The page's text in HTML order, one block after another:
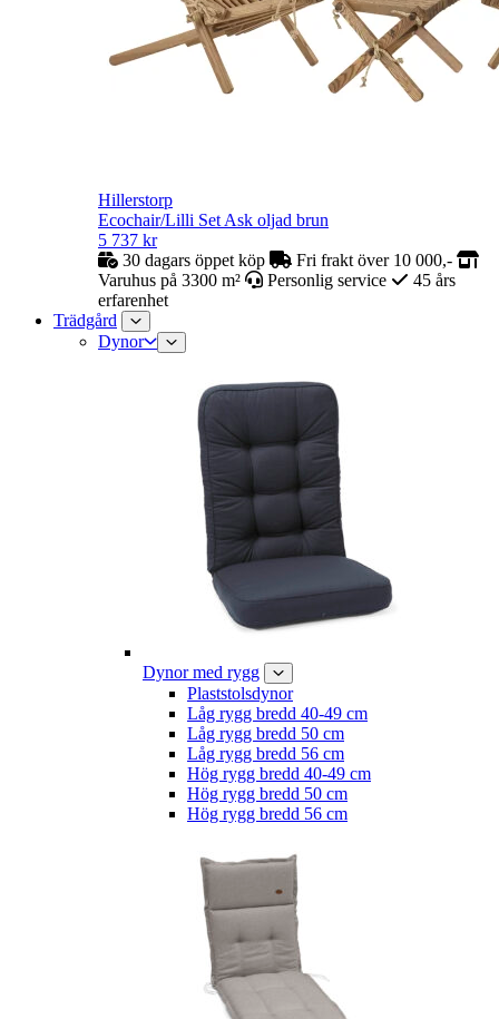
Hillerstorp
Ecochair/Lilli Set Ask oljad brun
5 737 kr
30 dagars öppet köp
Fri frakt över 10 000,-
Varuhus på 3300 m²
Personlig service
45 års
erfarenhet
Trädgård
Dynor
Dynor med rygg
Plaststolsdynor
Låg rygg bredd 40-49 cm
Låg rygg bredd 50 cm
Låg rygg bredd 56 cm
Hög rygg bredd 40-49 cm
Hög rygg bredd 50 cm
Hög rygg bredd 56 cm